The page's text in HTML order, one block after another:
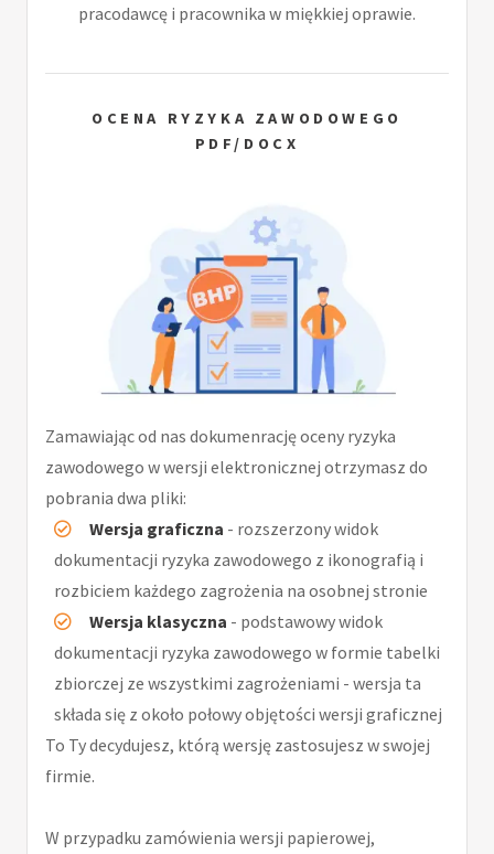
pracodawcę i pracownika w miękkiej oprawie.
OCENA RYZYKA ZAWODOWEGO
PDF/DOCX
Zamawiając od nas dokumenrację oceny ryzyka
zawodowego w wersji elektronicznej otrzymasz do
pobrania dwa pliki:
Wersja graficzna - rozszerzony widok
dokumentacji ryzyka zawodowego z ikonografią i
rozbiciem każdego zagrożenia na osobnej stronie
Wersja klasyczna - podstawowy widok
dokumentacji ryzyka zawodowego w formie tabelki
zbiorczej ze wszystkimi zagrożeniami - wersja ta
składa się z około połowy objętości wersji graficznej
To Ty decydujesz, którą wersję zastosujesz w swojej
firmie.
W przypadku zamówienia wersji papierowej,